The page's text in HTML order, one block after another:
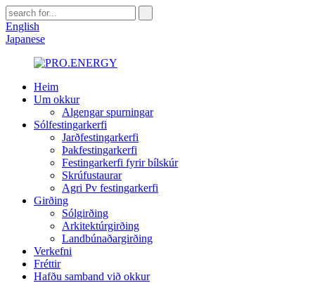
English
Japanese
Heim
Um okkur
Algengar spurningar
Sólfestingarkerfi
Jarðfestingarkerfi
Þakfestingarkerfi
Festingarkerfi fyrir bílskúr
Skrúfustaurar
Agri Pv festingarkerfi
Girðing
Sólgirðing
Arkitektúrgirðing
Landbúnaðargirðing
Verkefni
Fréttir
Hafðu samband við okkur